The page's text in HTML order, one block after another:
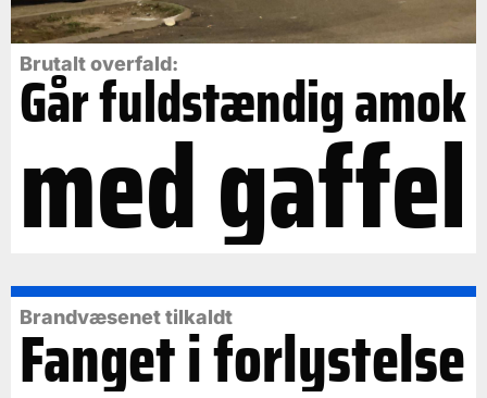
Brutalt overfald:
Går fuldstændig amok
med gaffel
Brandvæsenet tilkaldt
Fanget i forlystelse